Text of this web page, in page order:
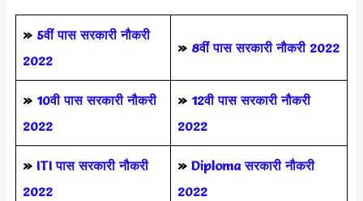
» 5वीं पास सरकारी नौकरी
2022
» 8वीं पास सरकारी नौकरी 2022
» 10वी पास सरकारी नौकरी
2022
» 12वी पास सरकारी नौकरी
2022
» ITI पास सरकारी नौकरी
2022
» Diploma सरकारी नौकरी
2022